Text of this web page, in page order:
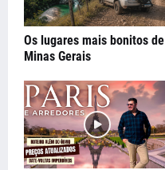
Os lugares mais bonitos de
Minas Gerais